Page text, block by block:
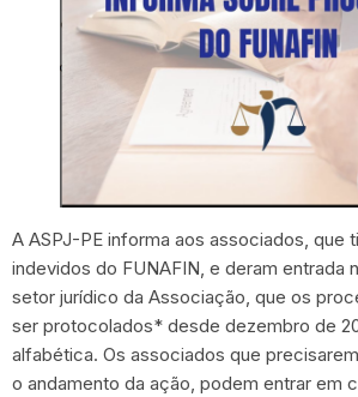
A ASPJ-PE informa aos associados, que
indevidos do FUNAFIN, e deram entrada
setor jurídico da Associação, que os
ser protocolados* desde dezembro de
alfabética. Os associados que
o andamento da ação, podem entrar em